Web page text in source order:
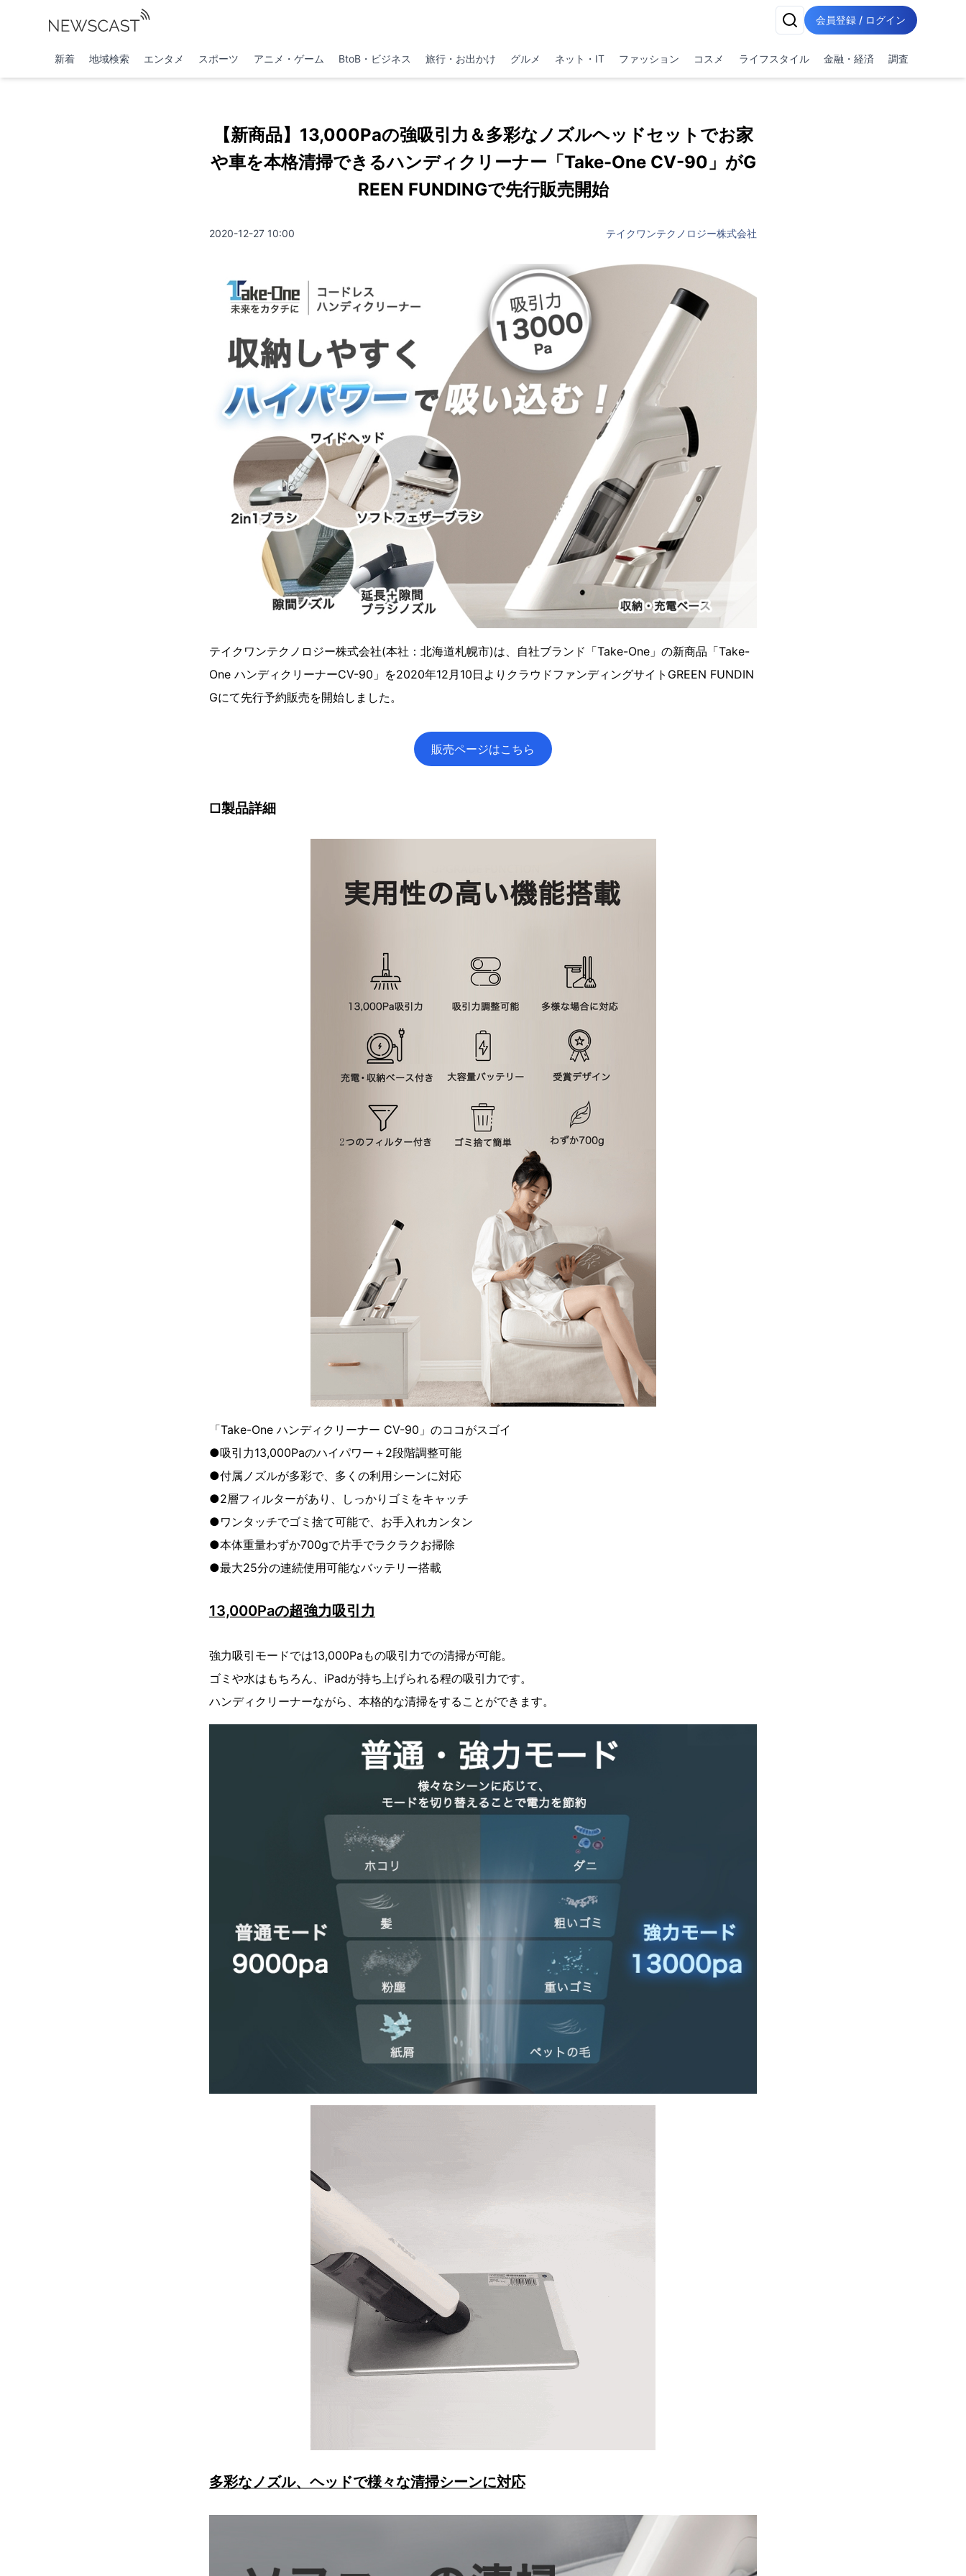
会員登録 / ログイン
新着 地域検索 エンタメ スポーツ アニメ・ゲーム BtoB・ビジネス 旅行・お出かけ グルメ ネット・IT ファッション コスメ ライフスタイル 金融・経済 調査
【新商品】13,000Paの強吸引力＆多彩なノズルヘッドセットでお家
や車を本格清掃できるハンディクリーナー「Take-One CV-90」がG
REEN FUNDINGで先行販売開始
2020-12-27 10:00 テイクワンテクノロジー株式会社
テイクワンテクノロジー株式会社(本社：北海道札幌市)は、自社ブランド「Take-One」の新商品「Take-
One ハンディクリーナーCV-90」を2020年12月10日よりクラウドファンディングサイトGREEN FUNDIN
Gにて先行予約販売を開始しました。
販売ページはこちら
□製品詳細
「Take-One ハンディクリーナー CV-90」のココがスゴイ
●吸引力13,000Paのハイパワー＋2段階調整可能
●付属ノズルが多彩で、多くの利用シーンに対応
●2層フィルターがあり、しっかりゴミをキャッチ
●ワンタッチでゴミ捨て可能で、お手入れカンタン
●本体重量わずか700gで片手でラクラクお掃除
●最大25分の連続使用可能なバッテリー搭載
13,000Paの超強力吸引力
強力吸引モードでは13,000Paもの吸引力での清掃が可能。
ゴミや水はもちろん、iPadが持ち上げられる程の吸引力です。
ハンディクリーナーながら、本格的な清掃をすることができます。
多彩なノズル、ヘッドで様々な清掃シーンに対応